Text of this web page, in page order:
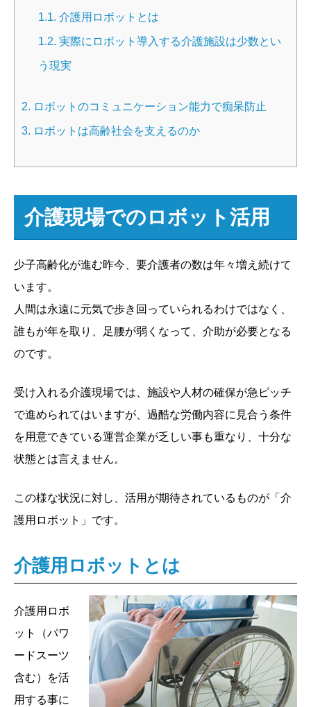
1.1. 介護用ロボットとは
1.2. 実際にロボット導入する介護施設は少数とい
う現実
2. ロボットのコミュニケーション能力で痴呆防止
3. ロボットは高齢社会を支えるのか
介護現場でのロボット活用
少子高齢化が進む昨今、要介護者の数は年々増え続けて
います。
人間は永遠に元気で歩き回っていられるわけではなく、
誰もが年を取り、足腰が弱くなって、介助が必要となる
のです。
受け入れる介護現場では、施設や人材の確保が急ピッチ
で進められてはいますが、過酷な労働内容に見合う条件
を用意できている運営企業が乏しい事も重なり、十分な
状態とは言えません。
この様な状況に対し、活用が期待されているものが「介
護用ロボット」です。
介護用ロボットとは
介護用ロボ
ット（パワ
ードスーツ
含む）を活
用する事に